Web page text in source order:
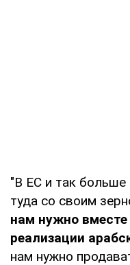
"В ЕС и так
туда со своим
нам нужно
реализации
нам нужно